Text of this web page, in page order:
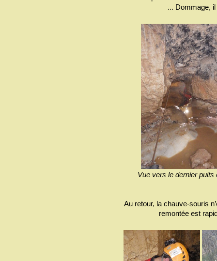
... Dommage,
Vue vers le dernier puits
Au retour, la chauve-souris
remontée est